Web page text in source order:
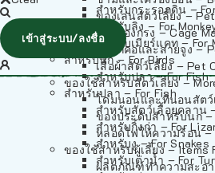
ของเล่นสัตว์เลี้ยง –
วัสดุรองกรง – Cage
ปลอกคอและสายจูง –
เสื้อผ้าสัตว์เลี้ยง – Pet
ของใช้สำหรับสัตว์เลี้ยง –
โดมนอนและที่นอนสัตว์
ของประดับสำหรับนก
หลอดไฟให้ความร้อน
ของใช้สำหรับผู้เลี้ยง – Items
ผลิตภัณฑ์ทำความสะอ
สำหรับกระรอกดิน –
สำหรับลิง – For
สำหรับเมียร์แคท – For
สำหรับนก – For Birds
สำหรับปลา – For Fish
สำหรับปลา – For Fish
สำหรับสัตว์เลื้อยคลาน
สำหรับกิ้งก่า – For
สำหรับงู – For Snakes
สำหรับเต่าน้ำ – For
เข้าสู่ระบบ/ลงชื่อ